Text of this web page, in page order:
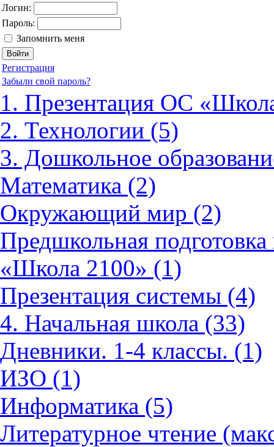
Логин:
Пароль:
Запомнить меня
Регистрация
Забыли свой пароль?
1. Презентация ОС
2. Технологии (5)
3. Дошкольное
Математика (2)
Окружающий мир (2)
Предшкольная
«Школа 2100» (1)
Презентация системы (4)
4. Начальная школа (33)
Дневники. 1-4 классы. (1)
ИЗО (1)
Информатика (5)
Литературное чтение